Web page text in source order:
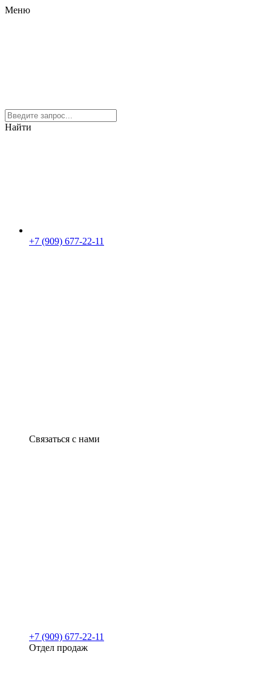
Меню
Найти
+7 (909) 677-22-11
Связаться с нами
+7 (909) 677-22-11
Отдел продаж